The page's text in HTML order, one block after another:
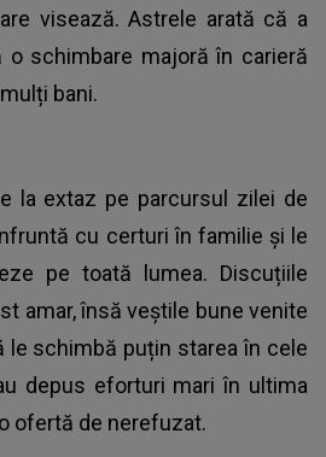
visează. Astrele arată că a
schimbare majoră în carieră
bani.
la extaz pe parcursul zilei de
cu certuri în familie și le
pe toată lumea. Discuțiile
amar, însă veștile bune venite
le schimbă puțin starea în cele
depus eforturi mari în ultima
ofertă de nerefuzat.